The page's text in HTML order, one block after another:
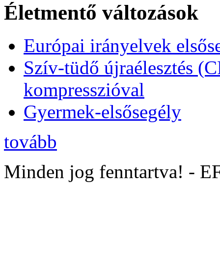
Életmentő változások
Európai irányelvek
Szív-tüdő újraélesztés
kompresszióval
Gyermek-elsősegély
tovább
Minden jog fenntartva! -